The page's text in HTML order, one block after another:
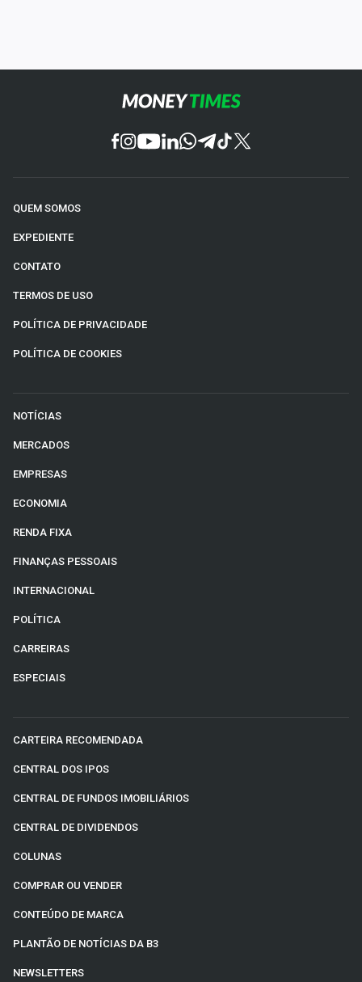
QUEM SOMOS
EXPEDIENTE
CONTATO
TERMOS DE USO
POLÍTICA DE PRIVACIDADE
POLÍTICA DE COOKIES
NOTÍCIAS
MERCADOS
EMPRESAS
ECONOMIA
RENDA FIXA
FINANÇAS PESSOAIS
INTERNACIONAL
POLÍTICA
CARREIRAS
ESPECIAIS
CARTEIRA RECOMENDADA
CENTRAL DOS IPOS
CENTRAL DE FUNDOS IMOBILIÁRIOS
CENTRAL DE DIVIDENDOS
COLUNAS
COMPRAR OU VENDER
CONTEÚDO DE MARCA
PLANTÃO DE NOTÍCIAS DA B3
NEWSLETTERS